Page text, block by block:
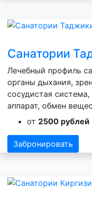
Санатории
Лечебный профиль
органы дыхания,
сосудистая
аппарат, обмен
от 2500 рублей
Забронировать